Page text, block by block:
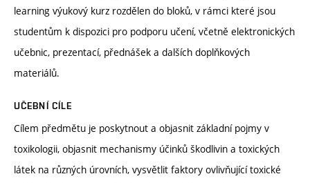
learning výukový kurz rozdělen do bloků, v rámci které jsou
studentům k dispozici pro podporu učení, včetně elektronických
učebnic, prezentací, přednášek a dalších doplňkových
materiálů.
UČEBNÍ CÍLE
Cílem předmětu je poskytnout a objasnit základní pojmy v
toxikologii, objasnit mechanismy účinků škodlivin a toxických
látek na různých úrovních, vysvětlit faktory ovlivňující toxické